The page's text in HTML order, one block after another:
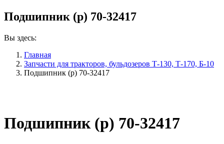
Подшипник (р) 70-32417
Вы здесь:
Главная
Запчасти для тракторов, бульдозеров Т-130, Т-170, Б-10
Подшипник (р) 70-32417
Подшипник (р) 70-32417